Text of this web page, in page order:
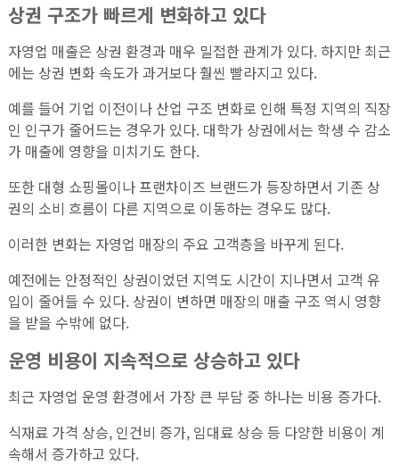
상권 구조가 빠르게 변화하고 있다
자영업 매출은 상권 환경과 매우 밀접한 관계가 있다. 하지만 최근
에는 상권 변화 속도가 과거보다 훨씬 빨라지고 있다.
예를 들어 기업 이전이나 산업 구조 변화로 인해 특정 지역의 직장
인 인구가 줄어드는 경우가 있다. 대학가 상권에서는 학생 수 감소
가 매출에 영향을 미치기도 한다.
또한 대형 쇼핑몰이나 프랜차이즈 브랜드가 등장하면서 기존 상
권의 소비 흐름이 다른 지역으로 이동하는 경우도 많다.
이러한 변화는 자영업 매장의 주요 고객층을 바꾸게 된다.
예전에는 안정적인 상권이었던 지역도 시간이 지나면서 고객 유
입이 줄어들 수 있다. 상권이 변하면 매장의 매출 구조 역시 영향
을 받을 수밖에 없다.
운영 비용이 지속적으로 상승하고 있다
최근 자영업 운영 환경에서 가장 큰 부담 중 하나는 비용 증가다.
식재료 가격 상승, 인건비 증가, 임대료 상승 등 다양한 비용이 계
속해서 증가하고 있다.